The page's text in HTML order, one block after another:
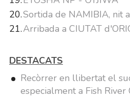
Sortida de NAMIBIA, nit
Arribada a CIUTAT
DESTACATS
Recòrrer en llibertat el
especialment a Fish River